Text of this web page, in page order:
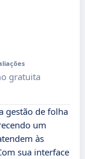
gratuita
gestão de folha
um
às
sua interface